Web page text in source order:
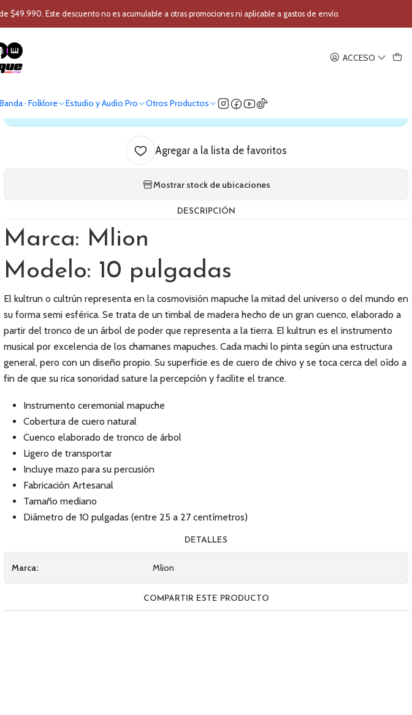
ACCESO
· Folklore Estudio y Audio Pro Otros Productos
$49.990. Este descuento no es acumulable a otras promociones ni aplicable a gastos de envío.
Kultrun Mapuche Mlion 10 pulgadas
Kultrun Mapuche Mlion 10 pulgadas
Antes de comprar verifica nuestro stock
Agregar a la lista de favoritos
Mostrar stock de ubicaciones
DESCRIPCIÓN
Marca: Mlion
Modelo: 10 pulgadas
El kultrun o cultrún representa en la cosmovisión mapuche la mitad del universo o del mundo en
su forma semi esférica. Se trata de un timbal de madera hecho de un gran cuenco, elaborado a
partir del tronco de un árbol de poder que representa a la tierra. El kultrun es el instrumento
musical por excelencia de los chamanes mapuches. Cada machi lo pinta según una estructura
general, pero con un diseño propio. Su superficie es de cuero de chivo y se toca cerca del oído a
fin de que su rica sonoridad sature la percepción y facilite el trance.
Instrumento ceremonial mapuche
Cobertura de cuero natural
Cuenco elaborado de tronco de árbol
Ligero de transportar
Incluye mazo para su percusión
Fabricación Artesanal
Tamaño mediano
Diámetro de 10 pulgadas (entre 25 a 27 centímetros)
DETALLES
Marca: Mlion
COMPARTIR ESTE PRODUCTO